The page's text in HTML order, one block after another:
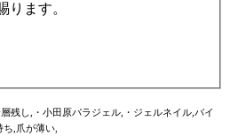
ります。
残し,・小田原パラジェル,・ジェルネイル,バイ
,爪が薄い,